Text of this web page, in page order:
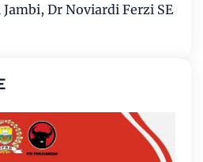
Dr Noviardi Ferzi SE